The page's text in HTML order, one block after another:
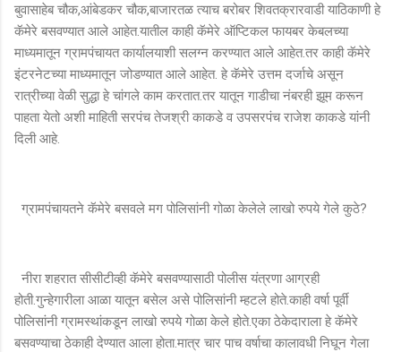
बुवासाहेब चौक,आंबेडकर चौक,बाजारतळ त्याच बरोबर शिवतक्रारवाडी याठिकाणी हे
कॅमेरे बसवण्यात आले आहेत.यातील काही कॅमेरे ऑप्टिकल फायबर केबलच्या
माध्यमातून ग्रामपंचायत कार्यालयाशी सलग्न करण्यात आले आहेत.तर काही कॅमेरे
इंटरनेटच्या माध्यमातून जोडण्यात आले आहेत. हे कॅमेरे उत्तम दर्जाचे असून
रात्रीच्या वेळी सुद्धा हे चांगले काम करतात.तर यातून गाडीचा नंबरही झूम करून
पाहता येतो अशी माहिती सरपंच तेजश्री काकडे व उपसरपंच राजेश काकडे यांनी
दिली आहे.
ग्रामपंचायतने कॅमेरे बसवले मग पोलिसांनी गोळा केलेले लाखो रुपये गेले कुठे?
नीरा शहरात सीसीटीव्ही कॅमेरे बसवण्यासाठी पोलीस यंत्रणा आग्रही
होती.गुन्हेगारीला आळा यातून बसेल असे पोलिसांनी म्हटले होते.काही वर्षा पूर्वी
पोलिसांनी ग्रामस्थांकडून लाखो रुपये गोळा केले होते.एका ठेकेदाराला हे कॅमेरे
बसवण्याचा ठेकाही देण्यात आला होता.मात्र चार पाच वर्षाचा कालावधी निघून गेला